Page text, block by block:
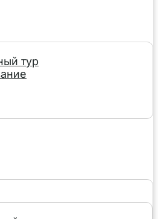
тур